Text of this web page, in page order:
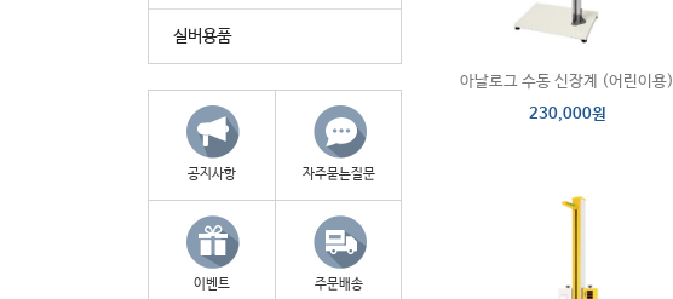
실버용품
공지사항 자주묻는질문
이벤트 주문배송
아날로그 수동 신장계 (어린이용)
230,000원